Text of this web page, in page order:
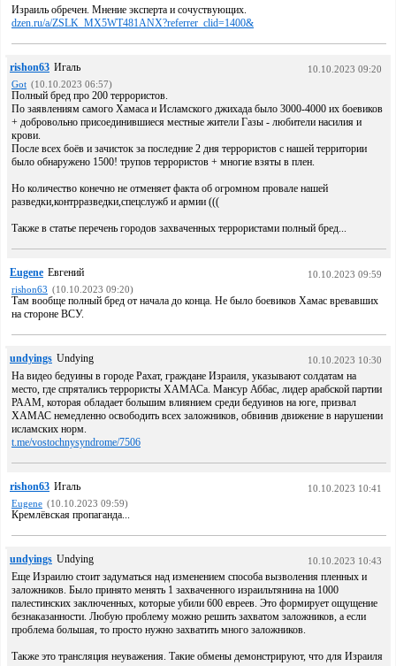
Израиль обречен. Мнение эксперта и сочуствующих.
dzen.ru/a/ZSLK_MX5WT481ANX?referrer_clid=1400&
rishon63 Игаль
10.10.2023 09:20
Got (10.10.2023 06:57)
Полный бред про 200 террористов.
По заявлениям самого Хамаса и Исламского джихада было 3000-4000 их боевиков
+ добровольно присоединившиеся местные жители Газы - любители насилия и
крови.
После всех боёв и зачисток за последние 2 дня террористов с нашей территории
было обнаружено 1500! трупов террористов + многие взяты в плен.
Но количество конечно не отменяет факта об огромном провале нашей
разведки,контрразведки,спецслужб и армии (((
Также в статье перечень городов захваченных террористами полный бред...
Eugene Евгений
10.10.2023 09:59
rishon63 (10.10.2023 09:20)
Там вообще полный бред от начала до конца. Не было боевиков Хамас вревавших
на стороне ВСУ.
undyings Undying 10.10.2023 10:30
На видео бедуины в городе Рахат, граждане Израиля, указывают солдатам на
место, где спрятались террористы ХАМАСа. Мансур Аббас, лидер арабской партии
РААМ, которая обладает большим влиянием среди бедуинов на юге, призвал
ХАМАС немедленно освободить всех заложников, обвинив движение в нарушении
исламских норм.
t.me/vostochnysyndrome/7506
rishon63 Игаль
10.10.2023 10:41
Eugene (10.10.2023 09:59)
Кремлёвская пропаганда...
undyings Undying 10.10.2023 10:43
Еще Израилю стоит задуматься над изменением способа вызволения пленных и
заложников. Было принято менять 1 захваченного израильтянина на 1000
палестинских заключенных, которые убили 600 евреев. Это формирует ощущение
безнаказанности. Любую проблему можно решить захватом заложников, а если
проблема большая, то просто нужно захватить много заложников.
Также это трансляция неуважения. Такие обмены демонстрируют, что для Израиля